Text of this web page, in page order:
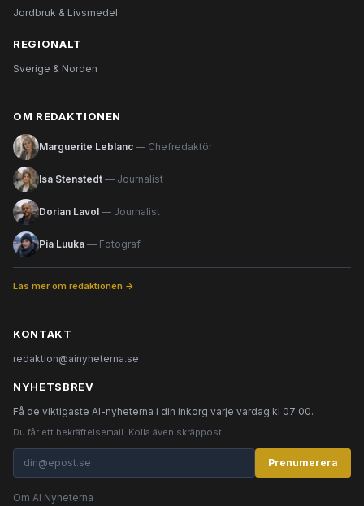
Jordbruk & Livsmedel
REGIONALT
Sverige & Norden
OM REDAKTIONEN
Marguerite Leblanc — Chefredaktör
Isa Stenstedt — Journalist
Dorian Lavol — Journalist
Pia Luuka — Fotograf
Läs mer om redaktionen →
KONTAKT
redaktion@ainyheterna.se
NYHETSBREV
Få de viktigaste AI-nyheterna i din inkorg varje vardag kl 07:00.
Du får ett bekräftelsemail. Kolla även skräppost.
Prenumerera
Om AI Nyheterna